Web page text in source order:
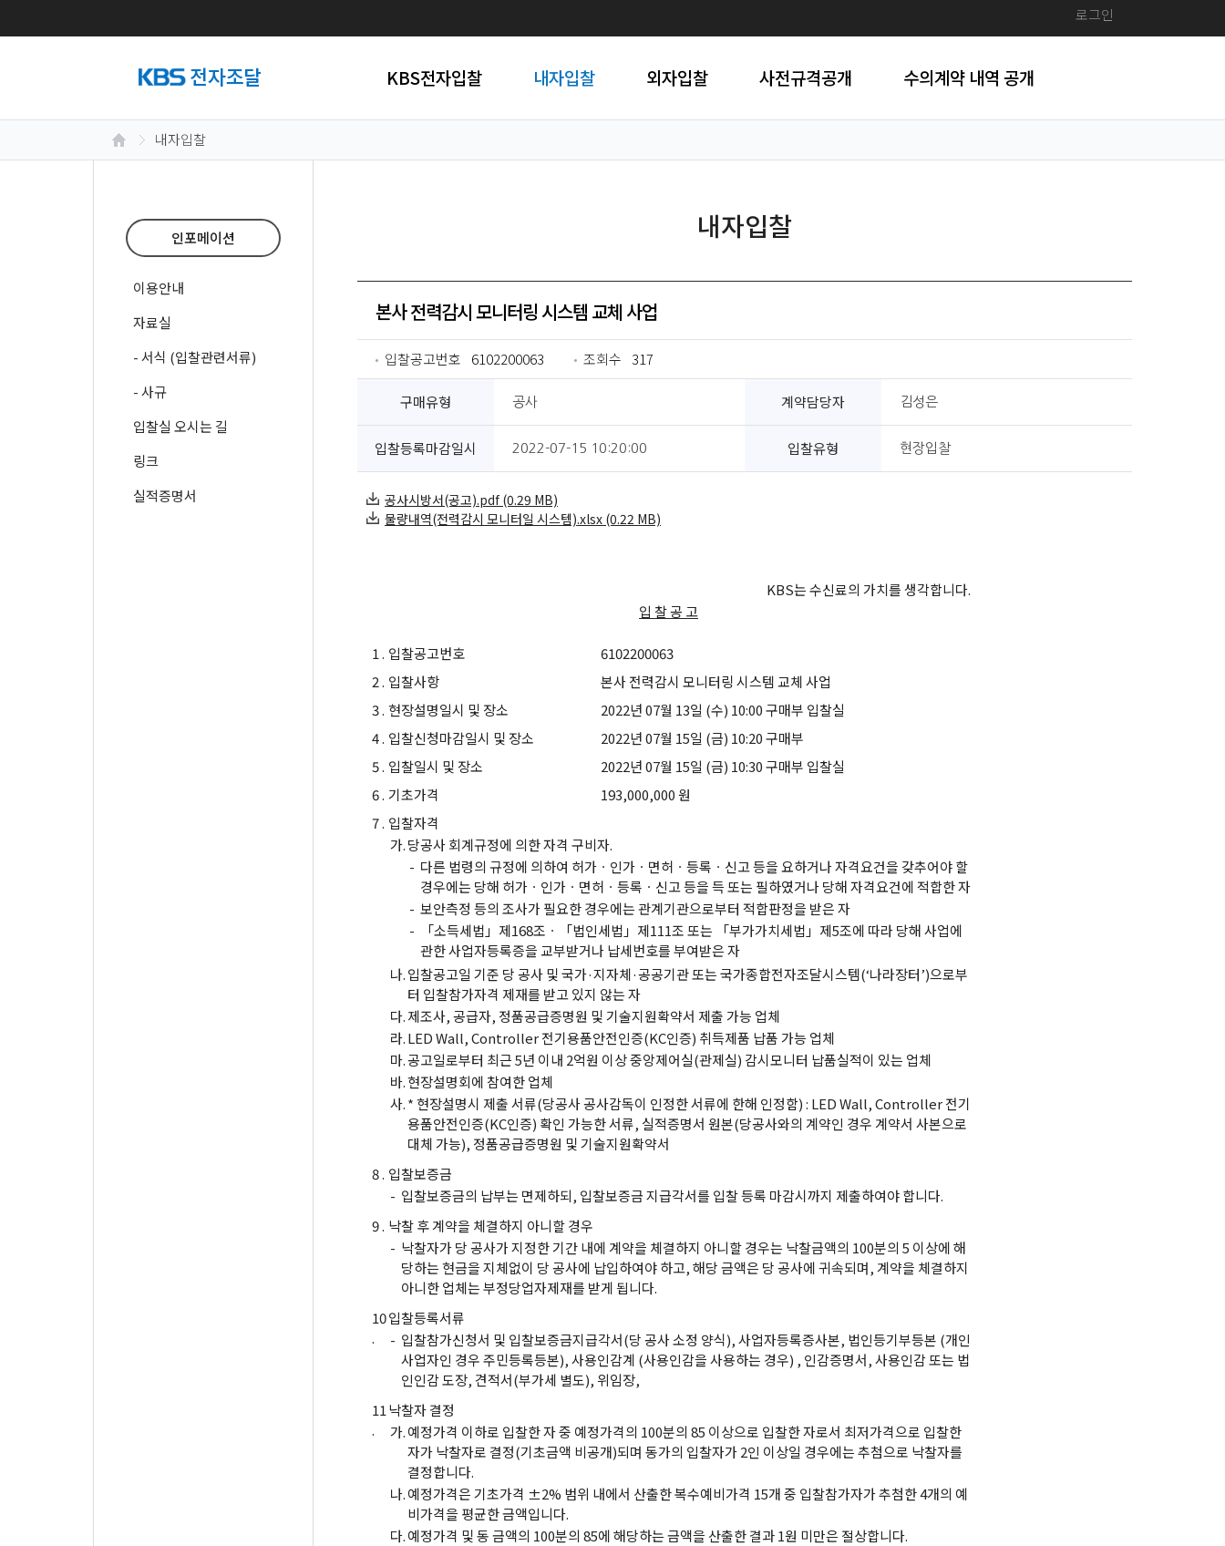
로그인
KBS전자입찰 내자입찰 외자입찰 사전규격공개 수의계약 내역 공개
내자입찰
인포메이션
이용안내
자료실
- 서식 (입찰관련서류)
- 사규
입찰실 오시는 길
링크
실적증명서
내자입찰
본사 전력감시 모니터링 시스템 교체 사업
입찰공고번호 6102200063 조회수 317
구매유형 공사 계약담당자 김성은
입찰등록마감일시 2022-07-15 10:20:00 입찰유형 현장입찰
공사시방서(공고).pdf (0.29 MB)
물량내역(전력감시 모니터일 시스템).xlsx (0.22 MB)
KBS는 수신료의 가치를 생각합니다.
입 찰 공 고
1 . 입찰공고번호
6102200063
2 . 입찰사항
본사 전력감시 모니터링 시스템 교체 사업
3 . 현장설명일시 및 장소
2022년 07월 13일 (수) 10:00 구매부 입찰실
4 . 입찰신청마감일시 및 장소
2022년 07월 15일 (금) 10:20 구매부
5 . 입찰일시 및 장소
2022년 07월 15일 (금) 10:30 구매부 입찰실
6 . 기초가격
193,000,000 원
7 . 입찰자격
가.당공사 회계규정에 의한 자격 구비자.
- 다른 법령의 규정에 의하여 허가ㆍ인가ㆍ면허ㆍ등록ㆍ신고 등을 요하거나 자격요건을 갖추어야 할
경우에는 당해 허가ㆍ인가ㆍ면허ㆍ등록ㆍ신고 등을 득 또는 필하였거나 당해 자격요건에 적합한 자
- 보안측정 등의 조사가 필요한 경우에는 관계기관으로부터 적합판정을 받은 자
-
「소득세법」제168조ㆍ「법인세법」제111조 또는 「부가가치세법」제5조에 따라 당해 사업에
관한 사업자등록증을 교부받거나 납세번호를 부여받은 자
나.입찰공고일 기준 당 공사 및 국가·지자체·공공기관 또는 국가종합전자조달시스템(‘나라장터’)으로부
터 입찰참가자격 제재를 받고 있지 않는 자
다.제조사, 공급자, 정품공급증명원 및 기술지원확약서 제출 가능 업체
라.LED Wall, Controller 전기용품안전인증(KC인증) 취득제품 납품 가능 업체
마.공고일로부터 최근 5년 이내 2억원 이상 중앙제어실(관제실) 감시모니터 납품실적이 있는 업체
바.현장설명회에 참여한 업체
사.* 현장설명시 제출 서류(당공사 공사감독이 인정한 서류에 한해 인정함) : LED Wall, Controller 전기
용품안전인증(KC인증) 확인 가능한 서류, 실적증명서 원본(당공사와의 계약인 경우 계약서 사본으로
대체 가능), 정품공급증명원 및 기술지원확약서
8 . 입찰보증금
- 입찰보증금의 납부는 면제하되, 입찰보증금 지급각서를 입찰 등록 마감시까지 제출하여야 합니다.
9 . 낙찰 후 계약을 체결하지 아니할 경우
- 낙찰자가 당 공사가 지정한 기간 내에 계약을 체결하지 아니할 경우는 낙찰금액의 100분의 5 이상에 해
당하는 현금을 지체없이 당 공사에 납입하여야 하고, 해당 금액은 당 공사에 귀속되며, 계약을 체결하지
아니한 업체는 부정당업자제재를 받게 됩니다.
10
.
입찰등록서류
- 입찰참가신청서 및 입찰보증금지급각서(당 공사 소정 양식), 사업자등록증사본, 법인등기부등본 (개인
사업자인 경우 주민등록등본), 사용인감계 (사용인감을 사용하는 경우) , 인감증명서, 사용인감 또는 법
인인감 도장, 견적서(부가세 별도), 위임장,
11
.
낙찰자 결정
가.예정가격 이하로 입찰한 자 중 예정가격의 100분의 85 이상으로 입찰한 자로서 최저가격으로 입찰한
자가 낙찰자로 결정(기초금액 비공개)되며 동가의 입찰자가 2인 이상일 경우에는 추첨으로 낙찰자를
결정합니다.
나.예정가격은 기초가격 ±2% 범위 내에서 산출한 복수예비가격 15개 중 입찰참가자가 추첨한 4개의 예
비가격을 평균한 금액입니다.
다.예정가격 및 동 금액의 100분의 85에 해당하는 금액을 산출한 결과 1원 미만은 절상합니다.